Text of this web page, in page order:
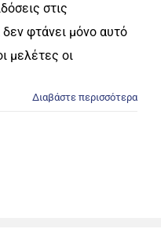
στις
φτάνει μόνο αυτό
μελέτες οι
Διαβάστε περισσότερα